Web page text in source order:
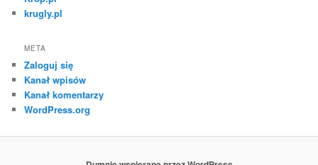
krugly.pl
META
Zaloguj się
Kanał wpisów
Kanał komentarzy
WordPress.org